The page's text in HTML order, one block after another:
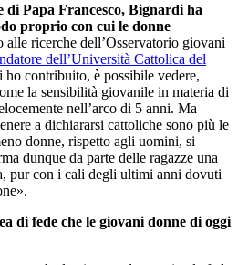
di Papa Francesco, Bignardi ha
proprio con cui le donne
alle ricerche dell’Osservatorio giovani
dell’Università Cattolica del
ho contribuito, è possibile vedere,
la sensibilità giovanile in materia di
nell’arco di 5 anni. Ma
a dichiararsi cattoliche sono più le
donne, rispetto agli uomini, si
dunque da parte delle ragazze una
pur con i cali degli ultimi anni dovuti
di fede che le giovani donne di oggi